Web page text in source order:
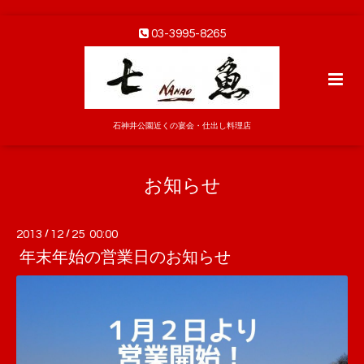
03-3995-8265
石神井公園近くの宴会・仕出し料理店
お知らせ
2013 / 12 / 25 00:00
年末年始の営業日のお知らせ